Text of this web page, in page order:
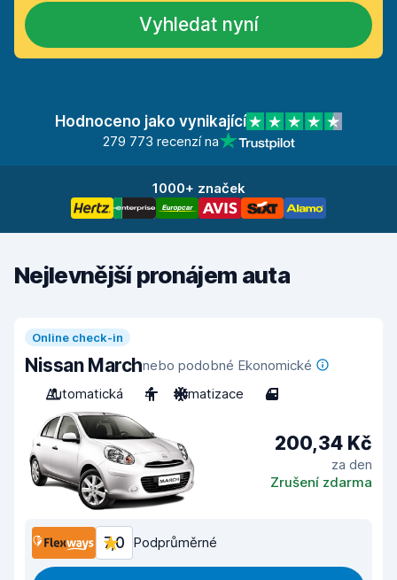
Vyhledat nyní
Hodnoceno jako vynikající
279 773 recenzí na
1000+ značek
Nejlevnější pronájem auta
Online check-in
Nissan Marchnebo podobné Ekonomické
Automatická
4 Klimatizace 4
200,34 Kč
za den
Zrušení zdarma
7,0 Podprůměrné